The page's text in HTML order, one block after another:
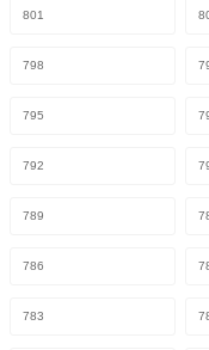
801
798
795
792
789
786
783